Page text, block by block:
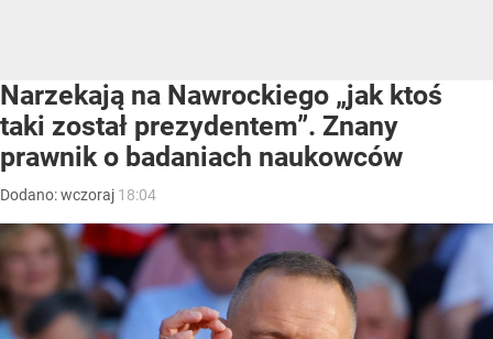
Narzekają na Nawrockiego „jak ktoś
taki został prezydentem”. Znany
prawnik o badaniach naukowców
Dodano:wczoraj 18:04